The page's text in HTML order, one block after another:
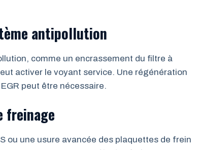
antipollution
comme un encrassement du filtre à
activer le voyant service. Une régénération
peut être nécessaire.
freinage
ou une usure avancée des plaquettes de frein